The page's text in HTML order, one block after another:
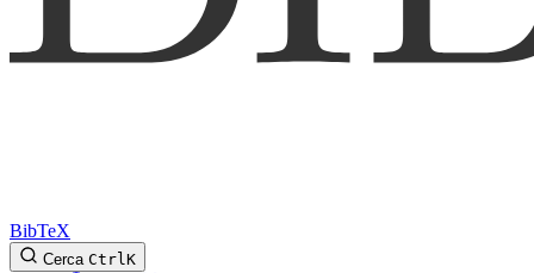
BibTeX
Cerca CtrlK